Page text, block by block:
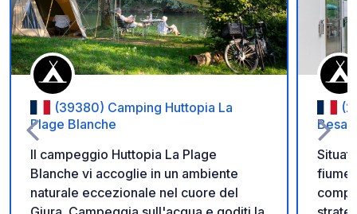
(39380) Camping Huttopia La
Plage Blanche
Il campeggio Huttopia La Plage
Blanche vi accoglie in un ambiente
naturale eccezionale nel cuore del